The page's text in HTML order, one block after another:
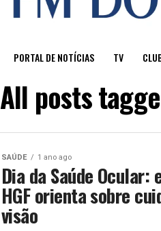
PORTAL DE NOTÍCIAS TV
All posts
SAÚDE 1 ano ago
Dia da Saúde Ocular:
HGF orienta sobre
visão